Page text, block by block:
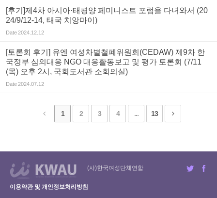
[후기]제4차 아시아·태평양 페미니스트 포럼을 다녀와서 (20
24/9/12-14, 태국 치앙마이)
Date2024.12.12
[토론회 후기] 유엔 여성차별철폐위원회(CEDAW) 제9차 한
국정부 심의대응 NGO 대응활동보고 및 평가 토론회 (7/11
(목) 오후 2시, 국회도서관 소회의실)
Date2024.07.12
1 2 3 4 ... 13
(사)한국여성단체연합
이용약관 및 개인정보처리방침